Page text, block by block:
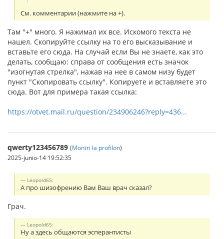
См. комментарии (нажмите на +).
Там "+" много. Я нажимал их все. Искомого текста не
нашел. Скопируйте ссылку на то его высказывание и
вставьте его сюда. На случай если Вы не знаете, как это
делать, сообщаю: справа от сообщения есть значок
"изогнутая стрелка", нажав на нее в самом низу будет
пункт "Скопировать ссылку". Копируете и вставляете это
сюда. Вот для примера такая ссылка:
https://otvet.mail.ru/question/234906246?reply=436...
qwerty123456789 (Montri la profilon)
2025-junio-14 19:52:35
Leopold65:
А про шизофрению Вам Ваш врач сказал?
Грач.
Leopold65:
Ну а здесь общаются эсперантисты